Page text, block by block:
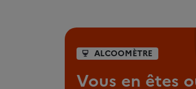
ALCOOMÈTRE
Vous en êtes